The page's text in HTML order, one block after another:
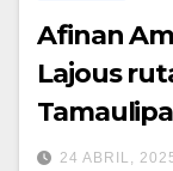
Afinan
Lajous
24 ABRIL,